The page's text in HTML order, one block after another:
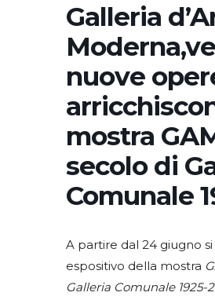
Galleria
nuove
mostra
secolo di
Comunale
A partire dal 24 giugno
espositivo della mostra
Galleria Comunale 1925-